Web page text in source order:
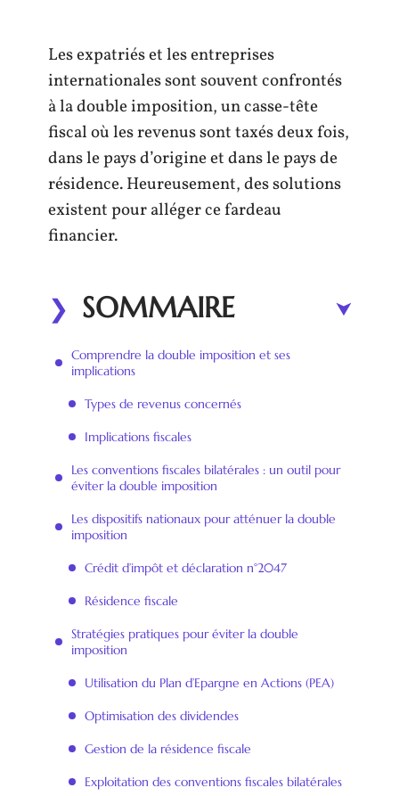
Les expatriés et les entreprises
internationales sont souvent confrontés
à la double imposition, un casse-tête
fiscal où les revenus sont taxés deux fois,
dans le pays d’origine et dans le pays de
résidence. Heureusement, des solutions
existent pour alléger ce fardeau
financier.
SOMMAIRE
Comprendre la double imposition et ses
implications
Types de revenus concernés
Implications fiscales
Les conventions fiscales bilatérales : un outil pour
éviter la double imposition
Les dispositifs nationaux pour atténuer la double
imposition
Crédit d’impôt et déclaration n°2047
Résidence fiscale
Stratégies pratiques pour éviter la double
imposition
Utilisation du Plan d’Epargne en Actions (PEA)
Optimisation des dividendes
Gestion de la résidence fiscale
Exploitation des conventions fiscales bilatérales